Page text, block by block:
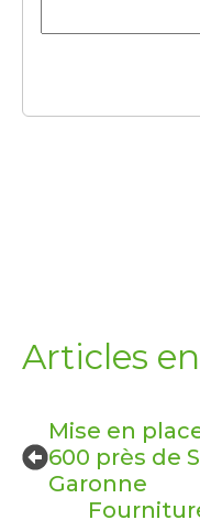
Articles
Mise en
600 près de
Garonne